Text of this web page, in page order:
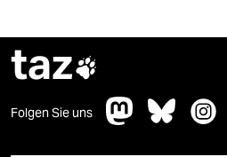
taz
Folgen Sie uns